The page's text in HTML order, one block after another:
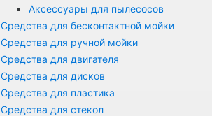
Аксессуары для пылесосов
Средства для бесконтактной мойки
Средства для ручной мойки
Средства для двигателя
Средства для дисков
Средства для пластика
Средства для стекол